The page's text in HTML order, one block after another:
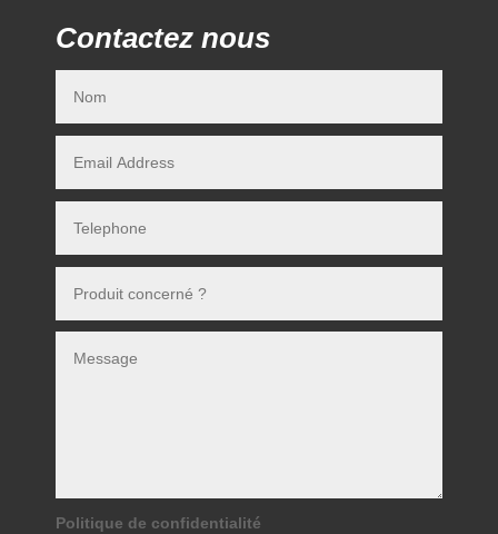
Contactez nous
Politique de confidentialité